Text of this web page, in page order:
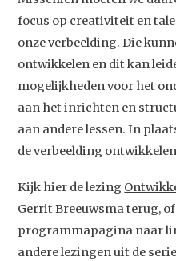
focus op creativiteit en
onze verbeelding. Die
ontwikkelen en dit kan
mogelijkheden voor het
aan het inrichten en
aan andere lessen. In
de verbeelding
Kijk hier de lezing
Gerrit Breeuwsma terug,
programmapagina naar
andere lezingen uit de serie